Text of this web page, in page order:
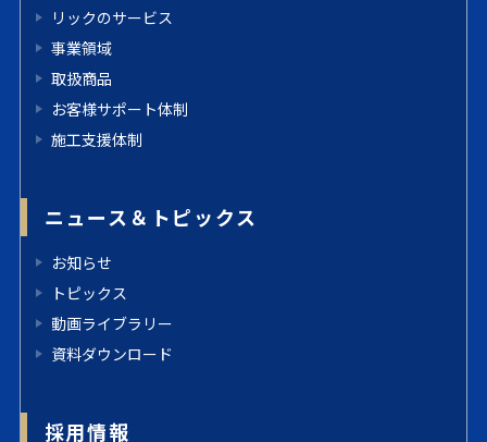
リックのサービス
事業領域
取扱商品
お客様サポート体制
施工支援体制
ニュース＆トピックス
お知らせ
トピックス
動画ライブラリー
資料ダウンロード
採用情報